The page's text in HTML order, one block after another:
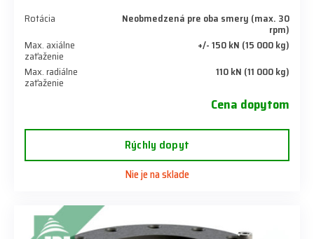
Rotácia Neobmedzená pre oba smery (max. 30
rpm)
Max. axiálne
zaťaženie
+/- 150 kN (15 000 kg)
Max. radiálne
zaťaženie
110 kN (11 000 kg)
Cena dopytom
Rýchly dopyt
Nie je na sklade